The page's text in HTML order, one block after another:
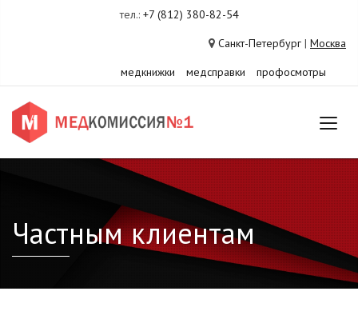
тел.: +7 (812) 380-82-54
Санкт-Петербург | Москва
медкнижки
медсправки профосмотры
Частным клиентам